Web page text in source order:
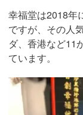
幸福堂は2018年
ですが、その人
ダ、香港など11
ています。